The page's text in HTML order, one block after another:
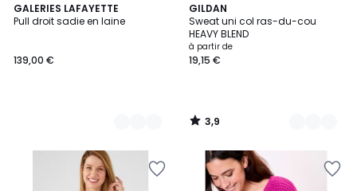
GALERIES LAFAYETTE
Pull droit sadie en laine
139,00 €
4
Couleurs
GILDAN
Sweat uni col ras-du-cou
HEAVY BLEND
à partir de
19,15 €
3,9
/ 5
26
Couleurs
3,9
/